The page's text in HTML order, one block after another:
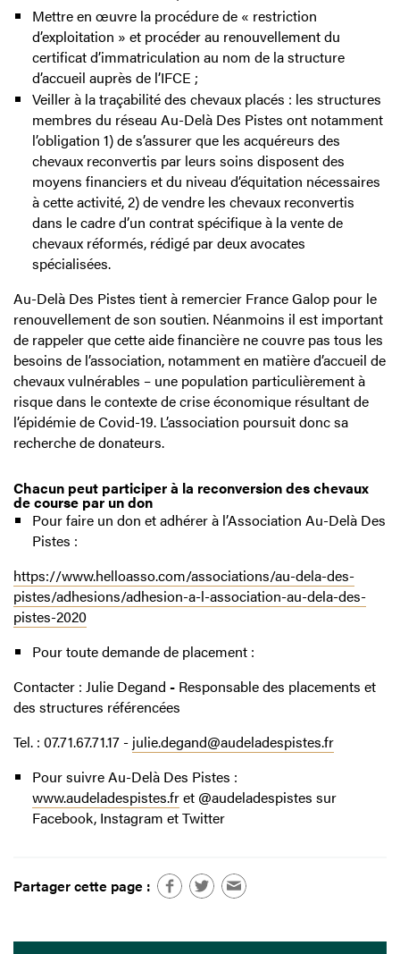
Mettre en œuvre la procédure de « restriction
d’exploitation » et procéder au renouvellement du
certificat d’immatriculation au nom de la structure
d’accueil auprès de l’IFCE ;
Veiller à la traçabilité des chevaux placés : les structures
membres du réseau Au-Delà Des Pistes ont notamment
l’obligation 1) de s’assurer que les acquéreurs des
chevaux reconvertis par leurs soins disposent des
moyens financiers et du niveau d’équitation nécessaires
à cette activité, 2) de vendre les chevaux reconvertis
dans le cadre d’un contrat spécifique à la vente de
chevaux réformés, rédigé par deux avocates
spécialisées.
Au-Delà Des Pistes tient à remercier France Galop pour le
renouvellement de son soutien. Néanmoins il est important
de rappeler que cette aide financière ne couvre pas tous les
besoins de l’association, notamment en matière d’accueil de
chevaux vulnérables – une population particulièrement à
risque dans le contexte de crise économique résultant de
l’épidémie de Covid-19. L’association poursuit donc sa
recherche de donateurs.
Chacun peut participer à la reconversion des chevaux
de course par un don
Pour faire un don et adhérer à l’Association Au-Delà Des
Pistes :
https://www.helloasso.com/associations/au-dela-des-
pistes/adhesions/adhesion-a-l-association-au-dela-des-
pistes-2020
Pour toute demande de placement :
Contacter : Julie Degand - Responsable des placements et
des structures référencées
Tel. : 07.71.67.71.17 - julie.degand@audeladespistes.fr
Pour suivre Au-Delà Des Pistes :
www.audeladespistes.fret @audeladespistes sur
Facebook, Instagram et Twitter
Partager cette page :